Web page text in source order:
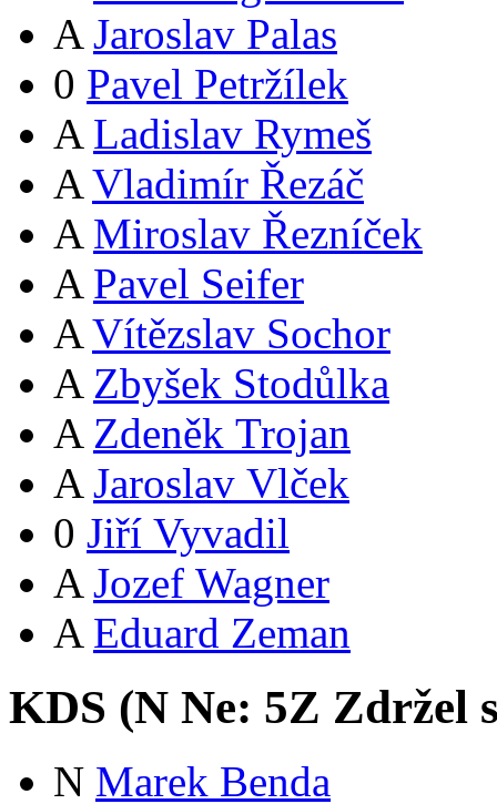
A Jaroslav Palas
0 Pavel Petržílek
A Ladislav Rymeš
A Vladimír Řezáč
A Miroslav Řezníček
A Pavel Seifer
A Vítězslav Sochor
A Zbyšek Stodůlka
A Zdeněk Trojan
A Jaroslav Vlček
0 Jiří Vyvadil
A Jozef Wagner
A Eduard Zeman
KDS (N Ne: 5Z Zdržel
N Marek Benda